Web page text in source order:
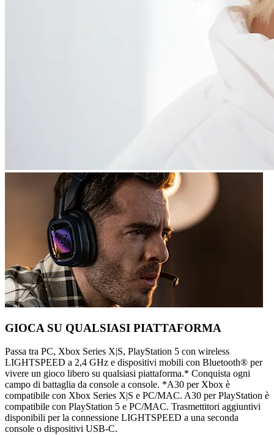
GIOCA SU QUALSIASI PIATTAFORMA
Passa tra PC, Xbox Series X|S, PlayStation 5 con wireless
LIGHTSPEED a 2,4 GHz e dispositivi mobili con Bluetooth® per
vivere un gioco libero su qualsiasi piattaforma.* Conquista ogni
campo di battaglia da console a console. *A30 per Xbox è
compatibile con Xbox Series X|S e PC/MAC. A30 per PlayStation è
compatibile con PlayStation 5 e PC/MAC. Trasmettitori aggiuntivi
disponibili per la connessione LIGHTSPEED a una seconda
console o dispositivi USB-C.